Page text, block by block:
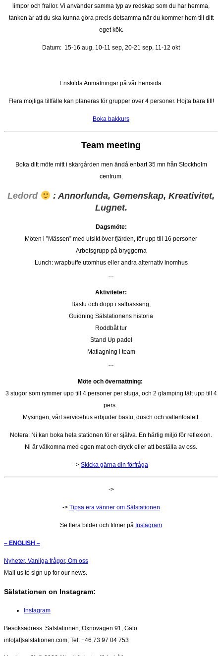
limpor och frallor. Vi använder samma typ av redskap som du har hemma,
tanken är att du ska kunna göra precis detsamma när du kommer hem till ditt
eget kök.
Datum: 15-16 aug, 10-11 sep, 20-21 sep, 11-12 okt
Enskilda Anmälningar på vår hemsida.
Flera möjliga tillfälle kan planeras för grupper över 4 personer. Hojta bara till!
Boka bakkurs
Team meeting
Boka ditt möte mitt i skärgården men ändå enbart 35 mn från Stockholm
centrum.
Ledord
: Annorlunda, Gemenskap, Kreativitet,
Lugnet.
Dagsmöte:
Möten i ”Mässen” med utsikt över fjärden, för upp till 16 personer
Arbetsgrupp på bryggorna
Lunch: wrapbuffe utomhus eller andra alternativ inomhus
…
Aktiviteter:
Bastu och dopp i sälbassäng,
Guidning Sälstationens historia
Roddbåt tur
Stand Up padel
Matlagning i team
…
Möte och övernattning:
3 stugor som rymmer upp till 4 personer per stuga, och 2 glamping tält upp till 4
pers..
Mysingen, vårt servicehus erbjuder bastu, dusch och vattentoalett.
Notera: Ni kan boka hela stationen för er själva. En härlig miljö för reflexion.
Ni är välkomna med egen mat och dryck eller att beställa av oss.
-> Skicka gärna din förfråga
->
-> Tipsa era vänner om Sälstationen
Se flera bilder och filmer på Instagram
– ENGLISH –
Nyheter, Vanliga frågor, Om oss
Mail us to sign up for our news.
Sälstationen on Instagram:
Instagram
Besöksadress: Sälstationen, Oxnövägen 91, Gålö
info[at]salstationen.com; Tel: +46 73 97 04 753